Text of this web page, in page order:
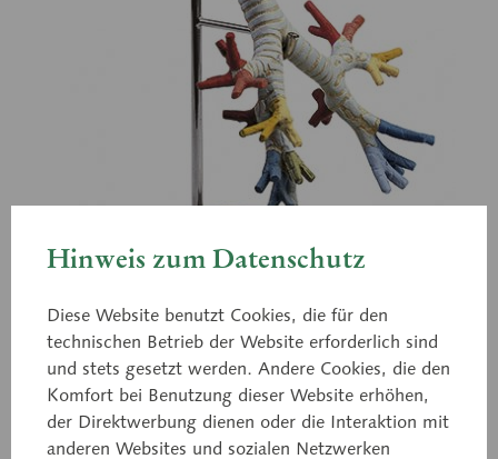
GS 4/2
Hinweis zum Datenschutz
Diese Website benutzt Cookies, die für den
technischen Betrieb der Website erforderlich sind
und stets gesetzt werden. Andere Cookies, die den
Komfort bei Benutzung dieser Website erhöhen,
der Direktwerbung dienen oder die Interaktion mit
anderen Websites und sozialen Netzwerken